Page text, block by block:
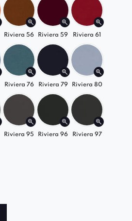
Riviera 56 Riviera 59 Riviera 61
Riviera 76 Riviera 79 Riviera 80
Riviera 95 Riviera 96 Riviera 97